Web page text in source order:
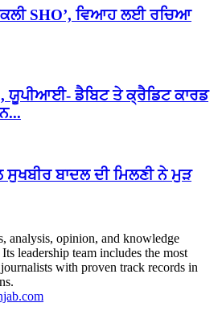
SHO’, ਵਿਆਹ ਲਈ ਰਚਿਆ
ਯੂਪੀਆਈ- ਡੈਬਿਟ ਤੇ ਕ੍ਰੈਡਿਟ ਕਾਰਡ
ਸੁਖਬੀਰ ਬਾਦਲ ਦੀ ਮਿਲਣੀ ਨੇ ਮੁੜ
analysis, opinion, and knowledge
leadership team includes the most
with proven track records in